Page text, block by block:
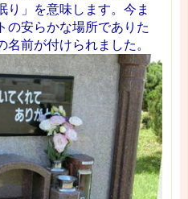
り」を意味します。今ま
の安らかな場所でありた
前が付けられました。